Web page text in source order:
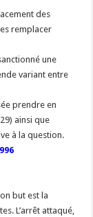
des
remplacer
une
variant entre
prendre en
ainsi que
à la question.
but est la
L’arrêt attaqué,